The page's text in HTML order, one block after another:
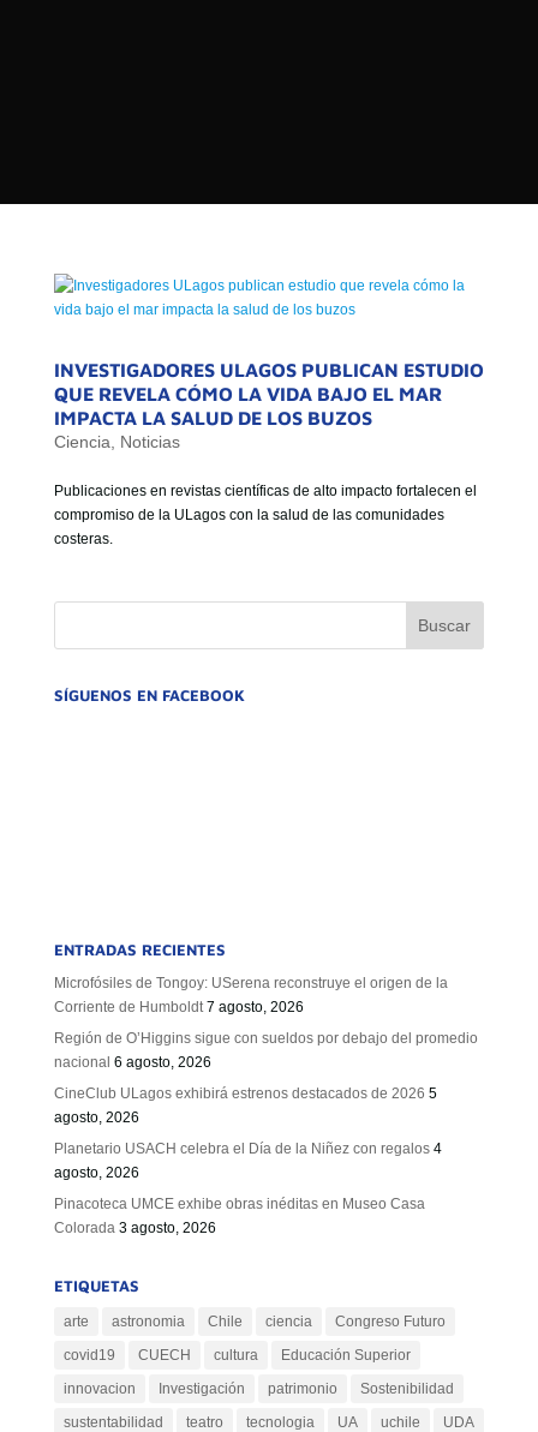
ESTADO DE CHILE
QUIENES SOMOS
MISIÓN
VISIÓN
GOBIERNO CORPORATIVO
INVESTIGADORES ULAGOS PUBLICAN ESTUDIO
QUE REVELA CÓMO LA VIDA BAJO EL MAR
IMPACTA LA SALUD DE LOS BUZOS
Ciencia Noticias
Publicaciones en revistas científicas de alto impacto fortalecen el
compromiso de la ULagos con la salud de las comunidades
costeras.
SÍGUENOS EN FACEBOOK
ENTRADAS RECIENTES
Microfósiles de Tongoy: USerena reconstruye el origen de la
Corriente de Humboldt 7 agosto, 2026
Región de O’Higgins sigue con sueldos por debajo del promedio
nacional 6 agosto, 2026
CineClub ULagos exhibirá estrenos destacados de 2026 5
agosto, 2026
Planetario USACH celebra el Día de la Niñez con regalos 4
agosto, 2026
Pinacoteca UMCE exhibe obras inéditas en Museo Casa
Colorada 3 agosto, 2026
ETIQUETAS
arte astronomia Chile ciencia
Congreso Futuro
covid19
CUECH cultura
Educación Superior
innovacion
Investigación patrimonio
Sostenibilidad
sustentabilidad
teatro tecnologia UA uchile
UDA